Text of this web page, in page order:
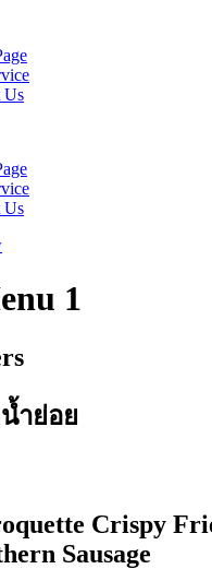
Us
Us
1
ำย่อย
Crispy
Sausage